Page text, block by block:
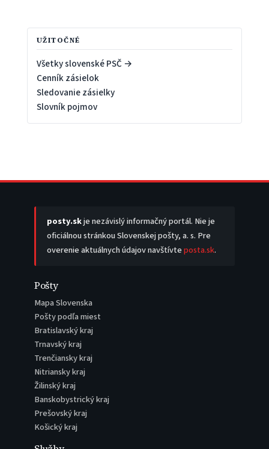
UŽITOČNÉ
Všetky slovenské PSČ →
Cenník zásielok
Sledovanie zásielky
Slovník pojmov
posty.skje nezávislý informačný portál. Nie je
oficiálnou stránkou Slovenskej pošty, a. s. Pre
overenie aktuálnych údajov navštívteposta.sk.
Pošty
Mapa Slovenska
Pošty podľa miest
Bratislavský kraj
Trnavský kraj
Trenčiansky kraj
Nitriansky kraj
Žilinský kraj
Banskobystrický kraj
Prešovský kraj
Košický kraj